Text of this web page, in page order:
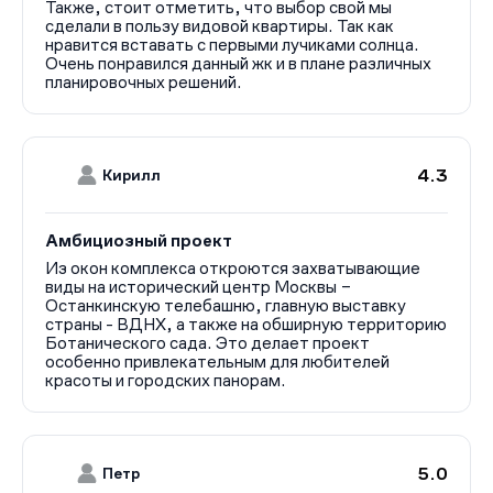
В ЖК Апсайд Тауерс будет более 200 вариантов
планировочных решений и широкий выбор квартир с
панорамными видами на Москву и её
достопримечательности: ВДНХ, Останкинскую башню,
деловой центр «Москва-Сити», Ботанический сад и
Жилой фонд включает в себя самые разнообразные
решения — от студий до пентхаусов. Площадь квартир
лотов есть хотя бы одна мастер-спальня и просторная
кухня-гостиная, также в квартирах предусмотрены
ниши для встраиваемых систем хранения и гардеробные
комнаты. Отделка предлагается в двух вариантах —
предчистовая или дизайнерская.
На момент написания обзора (сентябрь 2024 года)
продажи открыты в 4 корпусах из 5 — в башнях
«Атлас», «Олимп», «Эверест» и «Монблан». Цены на
недвижимость в «Апсайд Тауэрс» стартуют от 13,7
ЖК Апсайд Тауерс расположен на Огородном проезде,
Также, стоит отметить, что выбор свой мы
сделали в пользу видовой квартиры. Так как
нравится вставать с первыми лучиками солнца.
Очень понравился данный жк и в плане различных
планировочных решений.
Кирилл 4.3
Амбициозный проект
Из окон комплекса откроются захватывающие
виды на исторический центр Москвы –
Останкинскую телебашню, главную выставку
страны - ВДНХ, а также на обширную территорию
Ботанического сада. Это делает проект
особенно привлекательным для любителей
красоты и городских панорам.
Петр 5.0